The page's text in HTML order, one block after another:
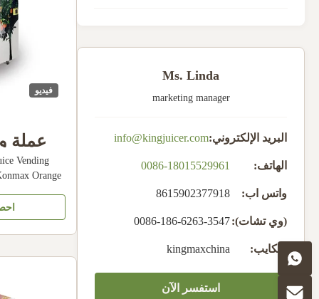
Ms. Linda
marketing manager
البريد الإلكتروني:info@kingjuicer.com
الهاتف: 0086-18015529961
واتس اب: 8615902377918
(وي تشات):0086-186-6263-3547
سكايب: kingmaxchina
استفسر الآن
فيديو
عملة
Vending
Orange
is a
researched
By